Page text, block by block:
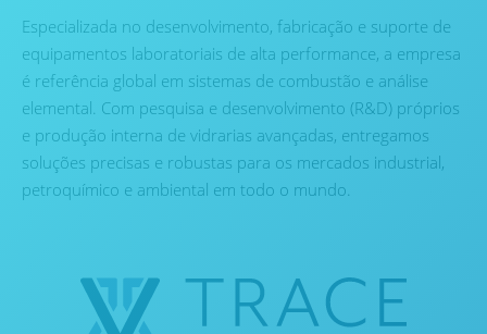
Especializada no desenvolvimento, fabricação e suporte de
equipamentos laboratoriais de alta performance, a empresa
é referência global em sistemas de combustão e análise
elemental. Com pesquisa e desenvolvimento (R&D) próprios
e produção interna de vidrarias avançadas, entregamos
soluções precisas e robustas para os mercados industrial,
petroquímico e ambiental em todo o mundo.